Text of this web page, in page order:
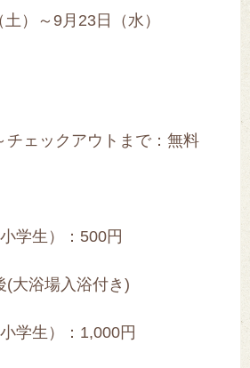
）～9月23日（水）
チェックアウトまで：無料
学生）：500円
(大浴場入浴付き)
学生）：1,000円